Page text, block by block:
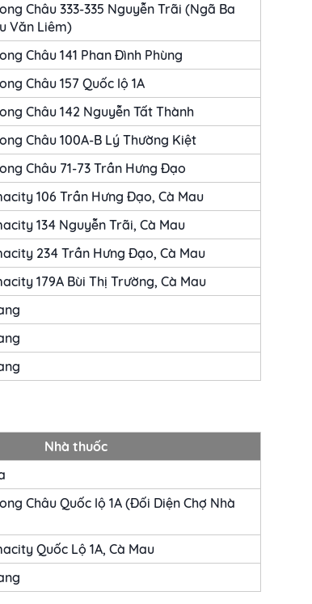
Châu 333-335 Nguyễn Trãi (Ngã Ba
Văn Liêm)
Châu 141 Phan Đình Phùng
Châu 157 Quốc lộ 1A
Châu 142 Nguyễn Tất Thành
Châu 100A-B Lý Thường Kiệt
Châu 71-73 Trần Hưng Đạo
106 Trần Hưng Đạo, Cà Mau
134 Nguyễn Trãi, Cà Mau
234 Trần Hưng Đạo, Cà Mau
179A Bùi Thị Trường, Cà Mau
Nhà thuốc
Châu Quốc lộ 1A (Đối Diện Chợ Nhà
Quốc Lộ 1A, Cà Mau